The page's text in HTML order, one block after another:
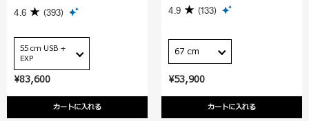
¥83,600
カートに入れる
4.6 (393)
55 cm USB +
EXP
¥53,900
カートに入れる
4.9 (133)
67 cm